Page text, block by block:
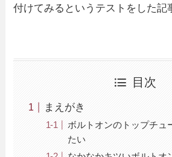
付けてみるというテストをした記
目次
まえがき
ボルトオンのトップチュ
たい